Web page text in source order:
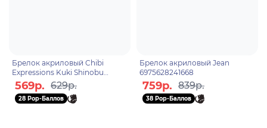
Брелок акриловый Chibi
Expressions Kuki Shinobu
6975628248377
569р. 629р.
28 Pop-Баллов
Брелок акриловый Jean
6975628241668
759р. 839р.
38 Pop-Баллов